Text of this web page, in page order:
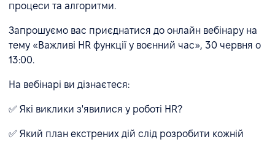
процеси та алгоритми.
Запрошуємо вас приєднатися до онлайн вебінару на
тему «Важливі HR функції у воєнний час», 30 червня о
13:00.
На вебінарі ви дізнаєтеся:
✅ Які виклики з'явилися у роботі HR?
✅ Який план екстрених дій слід розробити кожній